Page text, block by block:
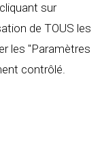
sur
de TOUS les
les "Paramètres
contrôlé.